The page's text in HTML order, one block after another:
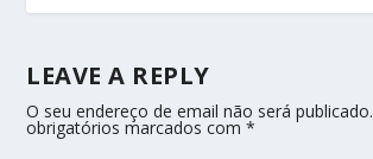
LEAVE A REPLY
O seu endereço de email não será publicado.
obrigatórios marcados com*